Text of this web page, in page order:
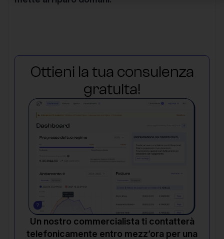
Ottieni la tua consulenza
gratuita!
Un nostro commercialista ti contatterà
telefonicamente entro mezz’ora per una